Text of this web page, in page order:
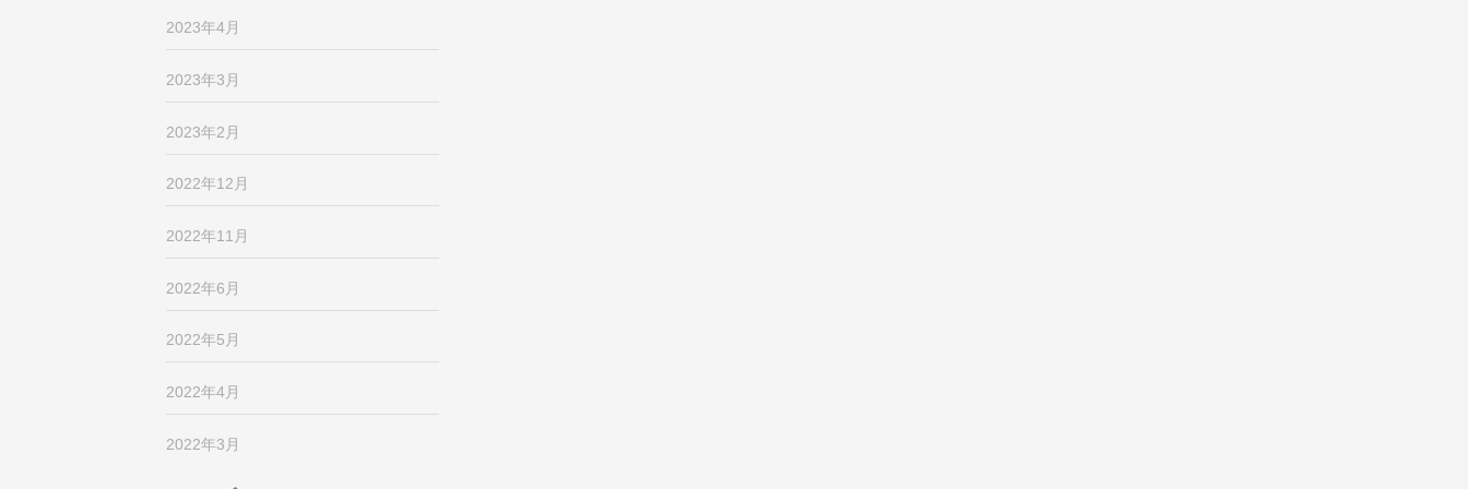
2023年4月
2023年3月
2023年2月
2022年12月
2022年11月
2022年6月
2022年5月
2022年4月
2022年3月